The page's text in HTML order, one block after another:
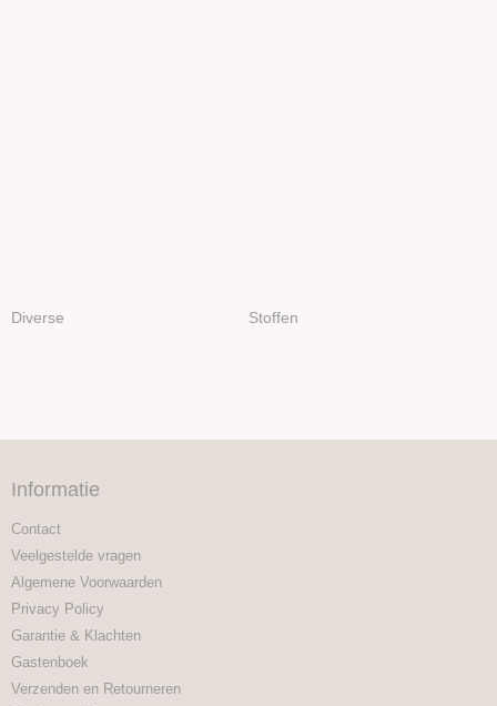
Diverse Stoffen
Informatie
Contact
Veelgestelde vragen
Algemene Voorwaarden
Privacy Policy
Garantie & Klachten
Gastenboek
Verzenden en Retourneren